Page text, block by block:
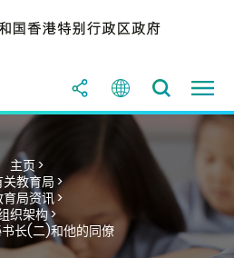
主页 >
教育局 >
育局资讯 >
织架构 >
长(二)和他的同僚